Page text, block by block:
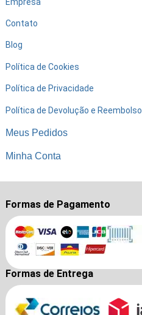
Contato
Blog
Política de Cookies
Política de Privacidade
Política de Devolução e Reembolso
Meus Pedidos
Minha Conta
Formas de Pagamento
Formas de Entrega